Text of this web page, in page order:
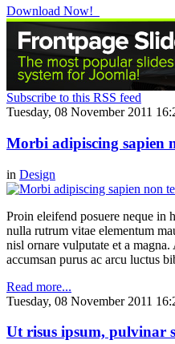
Download Now!
Subscribe to this RSS feed
Tuesday, 08 November 2011
Morbi adipiscing sapien
in Design
Proin eleifend posuere neque in
nulla rutrum vitae elementum
nisl ornare vulputate et a
accumsan purus ac arcu luctus
Read more...
Tuesday, 08 November 2011
Ut risus ipsum, pulvinar